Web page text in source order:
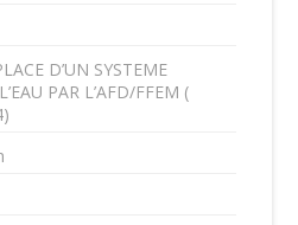
D’UN SYSTEME
PAR L’AFD/FFEM (